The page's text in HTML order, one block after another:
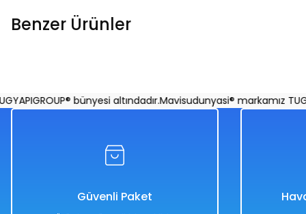
Benzer Ürünler
Altis Palet 40-41 Numara - Mavi Su Dünyası Gri - 40-41
Sarı
bünyesi altındadır.Mavisudunyasi® markamız
Güvenli Paket